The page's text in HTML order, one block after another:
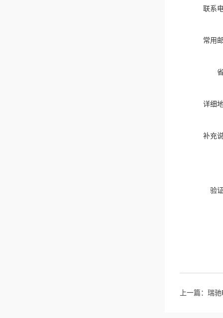
联系
常用
详细
补充
验
上一篇： 瑞